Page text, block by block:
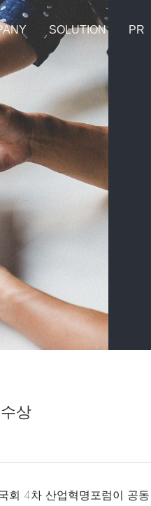
SOLUTION PR
상
4차 산업혁명포럼이 공